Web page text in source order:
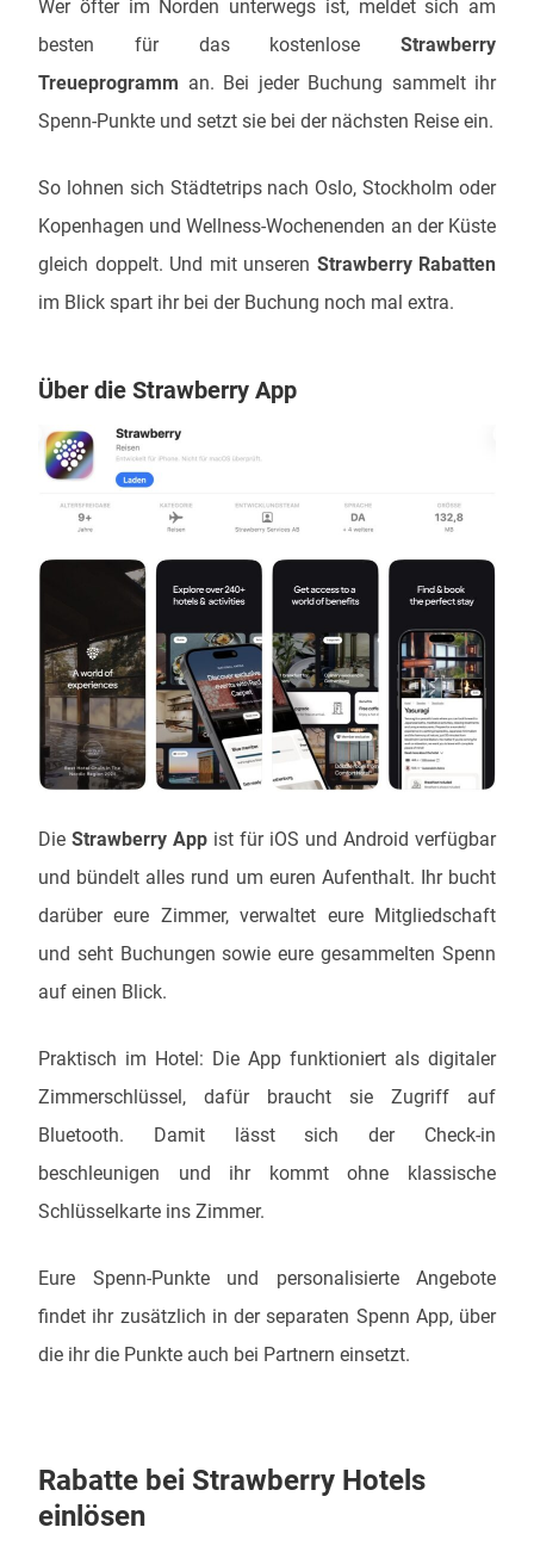
Wer öfter im Norden unterwegs ist, meldet sich am
besten für das kostenlose Strawberry
Treueprogramm an. Bei jeder Buchung sammelt ihr
Spenn-Punkte und setzt sie bei der nächsten Reise ein.
So lohnen sich Städtetrips nach Oslo, Stockholm oder
Kopenhagen und Wellness-Wochenenden an der Küste
gleich doppelt. Und mit unseren Strawberry Rabatten
im Blick spart ihr bei der Buchung noch mal extra.
Über die Strawberry App
Die Strawberry App ist für iOS und Android verfügbar
und bündelt alles rund um euren Aufenthalt. Ihr bucht
darüber eure Zimmer, verwaltet eure Mitgliedschaft
und seht Buchungen sowie eure gesammelten Spenn
auf einen Blick.
Praktisch im Hotel: Die App funktioniert als digitaler
Zimmerschlüssel, dafür braucht sie Zugriff auf
Bluetooth. Damit lässt sich der Check-in
beschleunigen und ihr kommt ohne klassische
Schlüsselkarte ins Zimmer.
Eure Spenn-Punkte und personalisierte Angebote
findet ihr zusätzlich in der separaten Spenn App, über
die ihr die Punkte auch bei Partnern einsetzt.
Rabatte bei Strawberry Hotels
einlösen